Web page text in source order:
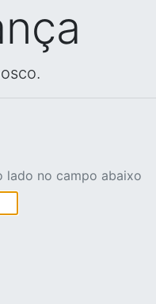
lado no campo abaixo